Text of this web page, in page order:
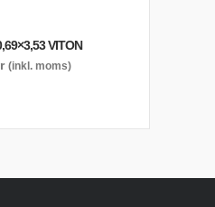
VITON
(inkl. moms)